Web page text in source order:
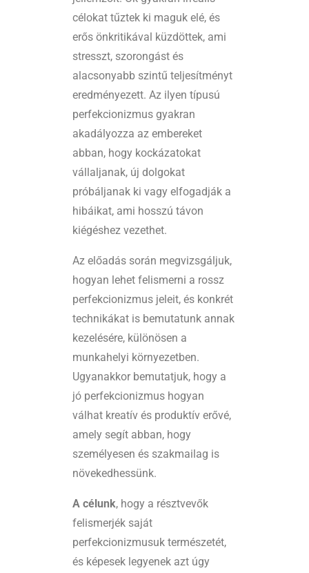
célokat tűztek ki maguk elé, és
erős önkritikával küzdöttek, ami
stresszt, szorongást és
alacsonyabb szintű teljesítményt
eredményezett. Az ilyen típusú
perfekcionizmus gyakran
akadályozza az embereket
abban, hogy kockázatokat
vállaljanak, új dolgokat
próbáljanak ki vagy elfogadják a
hibáikat, ami hosszú távon
kiégéshez vezethet.
Az előadás során megvizsgáljuk,
hogyan lehet felismerni a rossz
perfekcionizmus jeleit, és konkrét
technikákat is bemutatunk annak
kezelésére, különösen a
munkahelyi környezetben.
Ugyanakkor bemutatjuk, hogy a
jó perfekcionizmus hogyan
válhat kreatív és produktív erővé,
amely segít abban, hogy
személyesen és szakmailag is
növekedhessünk.
A célunk, hogy a résztvevők
felismerjék saját
perfekcionizmusuk természetét,
és képesek legyenek azt úgy